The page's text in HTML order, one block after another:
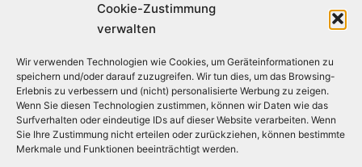
Cookie-Zustimmung
verwalten
Wir verwenden Technologien wie Cookies, um Geräteinformationen zu
speichern und/oder darauf zuzugreifen. Wir tun dies, um das Browsing-
Erlebnis zu verbessern und (nicht) personalisierte Werbung zu zeigen.
Wenn Sie diesen Technologien zustimmen, können wir Daten wie das
Surfverhalten oder eindeutige IDs auf dieser Website verarbeiten. Wenn
Sie Ihre Zustimmung nicht erteilen oder zurückziehen, können bestimmte
Merkmale und Funktionen beeinträchtigt werden.
ABONNIEREN
Folge uns auf Social Media